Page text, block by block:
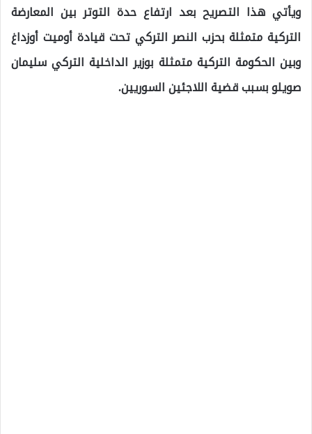
ويأتي هذا التصريح بعد ارتفاع حدة التوتر بين المعارضة
التركية متمثلة بحزب النصر التركي تحت قيادة أوميت أوزداغ
وبين الحكومة التركية متمثلة بوزير الداخلية التركي سليمان
صويلو بسبب قضية اللاجئين السوريين.